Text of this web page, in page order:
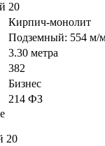
20
Кирпич-монолит
Подземный: 554 м/
3.30 метра
382
Бизнес
214 ФЗ
20